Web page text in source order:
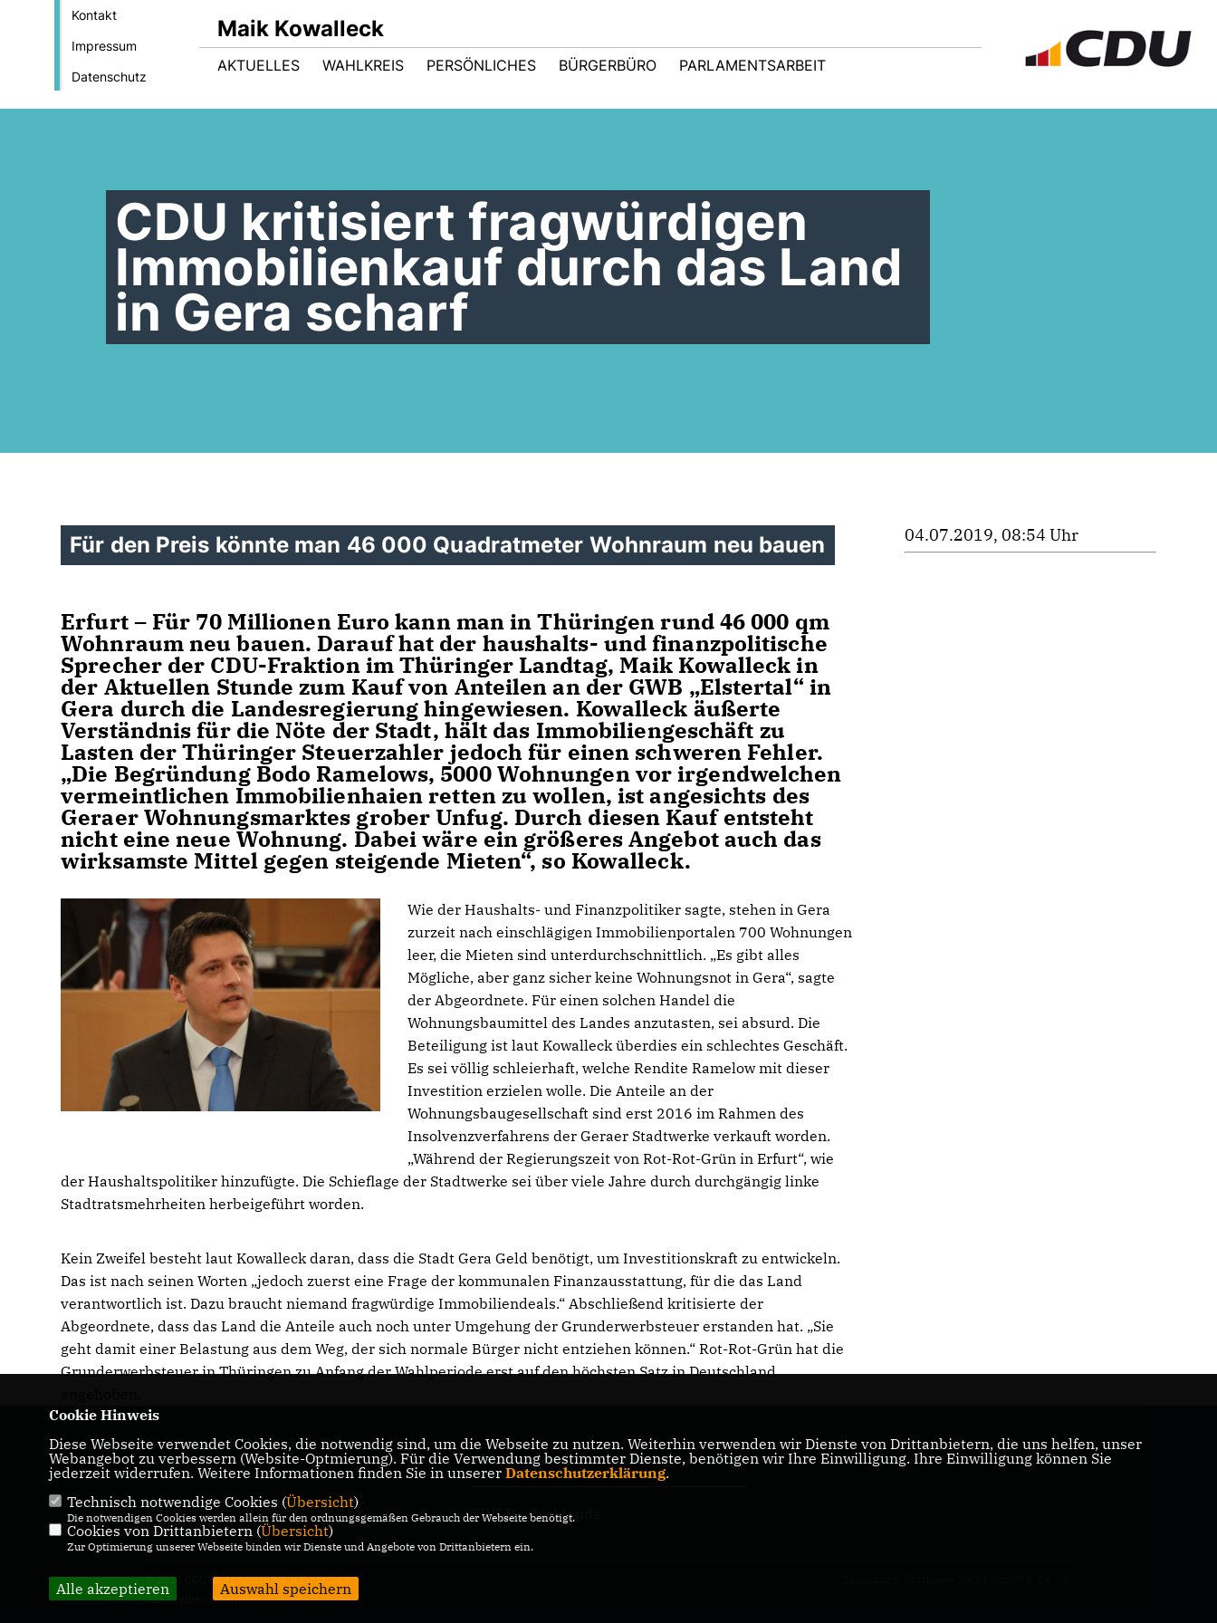
Kontakt
Impressum
Datenschutz
Maik Kowalleck
AKTUELLES WAHLKREIS PERSÖNLICHES BÜRGERBÜRO PARLAMENTSARBEIT
CDU kritisiert fragwürdigen
Immobilienkauf durch das Land
in Gera scharf
Für den Preis könnte man 46 000 Quadratmeter Wohnraum neu bauen
Erfurt – Für 70 Millionen Euro kann man in Thüringen rund 46 000 qm
Wohnraum neu bauen. Darauf hat der haushalts- und finanzpolitische
Sprecher der CDU-Fraktion im Thüringer Landtag, Maik Kowalleck in
der Aktuellen Stunde zum Kauf von Anteilen an der GWB „Elstertal“ in
Gera durch die Landesregierung hingewiesen. Kowalleck äußerte
Verständnis für die Nöte der Stadt, hält das Immobiliengeschäft zu
Lasten der Thüringer Steuerzahler jedoch für einen schweren Fehler.
Die Begründung Bodo Ramelows, 5000 Wohnungen vor irgendwelchen
vermeintlichen Immobilienhaien retten zu wollen, ist angesichts des
Geraer Wohnungsmarktes grober Unfug. Durch diesen Kauf entsteht
nicht eine neue Wohnung. Dabei wäre ein größeres Angebot auch das
wirksamste Mittel gegen steigende Mieten“, so Kowalleck.
Wie der Haushalts- und Finanzpolitiker sagte, stehen in Gera
zurzeit nach einschlägigen Immobilienportalen 700 Wohnungen
leer, die Mieten sind unterdurchschnittlich. „Es gibt alles
Mögliche, aber ganz sicher keine Wohnungsnot in Gera“, sagte
der Abgeordnete. Für einen solchen Handel die
Wohnungsbaumittel des Landes anzutasten, sei absurd. Die
Beteiligung ist laut Kowalleck überdies ein schlechtes Geschäft.
Es sei völlig schleierhaft, welche Rendite Ramelow mit dieser
Investition erzielen wolle. Die Anteile an der
Wohnungsbaugesellschaft sind erst 2016 im Rahmen des
Insolvenzverfahrens der Geraer Stadtwerke verkauft worden.
Während der Regierungszeit von Rot-Rot-Grün in Erfurt“, wie
der Haushaltspolitiker hinzufügte. Die Schieflage der Stadtwerke sei über viele Jahre durch durchgängig linke
Stadtratsmehrheiten herbeigeführt worden.
Kein Zweifel besteht laut Kowalleck daran, dass die Stadt Gera Geld benötigt, um Investitionskraft zu entwickeln.
Das ist nach seinen Worten „jedoch zuerst eine Frage der kommunalen Finanzausstattung, für die das Land
verantwortlich ist. Dazu braucht niemand fragwürdige Immobiliendeals.“ Abschließend kritisierte der
Abgeordnete, dass das Land die Anteile auch noch unter Umgehung der Grunderwerbsteuer erstanden hat. „Sie
geht damit einer Belastung aus dem Weg, der sich normale Bürger nicht entziehen können.“ Rot-Rot-Grün hat die
Grunderwerbsteuer in Thüringen zu Anfang der Wahlperiode erst auf den höchsten Satz in Deutschland
04.07.2019, 08:54 Uhr
Maik Kowalleck - Mitglied des Thüringer
Landtags
IMPRESSUM
DATENSCHUTZ
KONTAKT
CDU Landesverband Thüringen
CDU Deutschlands
© 2026 CDU-Bürgerbüro Maik Kowalleck
Alle Rechte vorbehalten.
Cookie Hinweis
Diese Webseite verwendet Cookies, die notwendig sind, um die Webseite zu nutzen. Weiterhin verwenden wir Dienste von Drittanbietern, die uns helfen, unser
Webangebot zu verbessern (Website-Optmierung). Für die Verwendung bestimmter Dienste, benötigen wir Ihre Einwilligung. Ihre Einwilligung können Sie
jederzeit widerrufen. Weitere Informationen finden Sie in unserer Datenschutzerklärung.
Technisch notwendige Cookies (Übersicht)
Die notwendigen Cookies werden allein für den ordnungsgemäßen Gebrauch der Webseite benötigt.
Cookies von Drittanbietern (Übersicht)
Zur Optimierung unserer Webseite binden wir Dienste und Angebote von Drittanbietern ein.
Alle akzeptieren Auswahl speichern